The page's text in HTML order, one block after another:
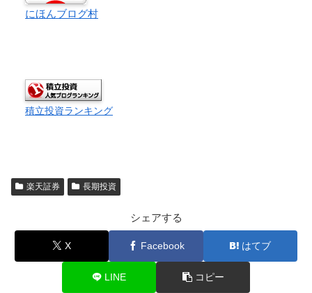
にほんブログ村
積立投資ランキング
楽天証券 長期投資
シェアする
X Facebook はてブ
LINE コピー